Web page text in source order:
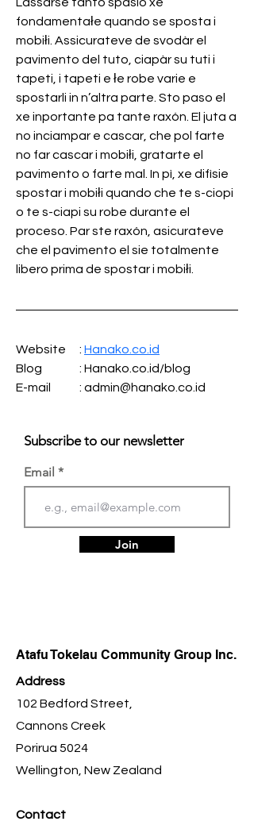
fondamentałe quando se sposta i
mobiłi. Assicurateve de svodàr el
pavimento del tuto, ciapàr su tuti i
tapeti, i tapeti e łe robe varie e
spostarli in n’altra parte. Sto paso el
xe inportante pa tante raxón. El juta a
no inciampar e cascar, che pol farte
no far cascar i mobiłi, gratarte el
pavimento o farte mal. In pì, xe difìsie
spostar i mobiłi quando che te s-ciopi
o te s-ciapi su robe durante el
proceso. Par ste raxón, asicurateve
che el pavimento el sie totalmente
libero prima de spostar i mobiłi.
Website	: Hanako.co.id
Blog		: Hanako.co.id/blog
E-mail	: admin@hanako.co.id
Subscribe to our newsletter
Email
Join
Atafu Tokelau Community Group Inc.
Address
102 Bedford Street,
Cannons Creek
Porirua 5024
Wellington, New Zealand
Contact